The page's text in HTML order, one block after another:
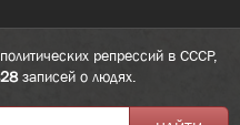
репрессий в СССР,
записей о людях.